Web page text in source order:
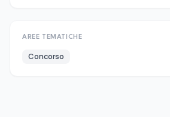
AREE TEMATICHE
Concorso